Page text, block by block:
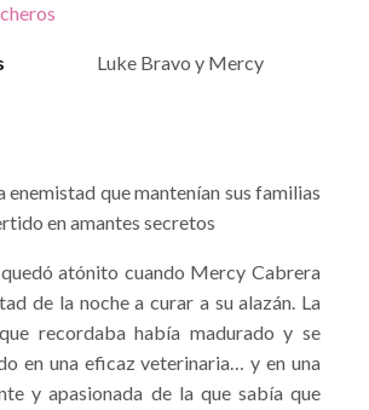
Luke Bravo y Mercy
enemistad que mantenían sus familias
en amantes secretos
atónito cuando Mercy Cabrera
de la noche a curar a su alazán. La
recordaba había madurado y se
en una eficaz veterinaria… y en una
y apasionada de la que sabía que